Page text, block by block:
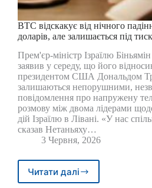
BTC відскакує від нічного
доларів, але залишається під
Прем'єр-міністр Ізраїлю
заявив у середу, що його
президентом США Дональдом
залишаються непорушними,
повідомлення про напружену
розмову між двома лідерами
дій Ізраїлю в Лівані. «У нас
сказав Нетаньяху…
3 Червня, 2026
Читати далі
BTC